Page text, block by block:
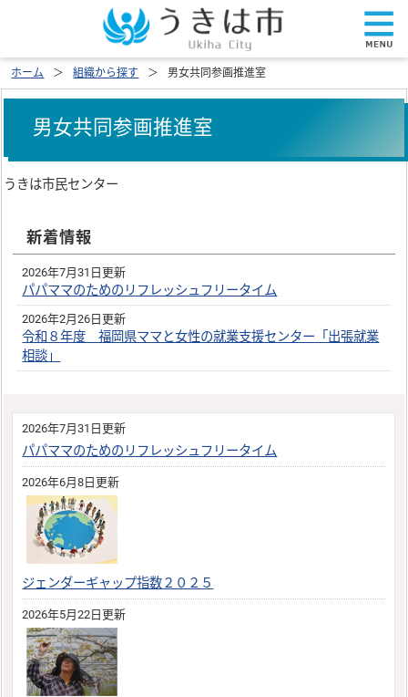
ホーム 組織から探す 男女共同参画推進室
男女共同参画推進室
うきは市民センター
新着情報
2026年7月31日更新
パパママのためのリフレッシュフリータイム
2026年2月26日更新
令和８年度 福岡県ママと女性の就業支援センター「出張就業
相談」
2026年7月31日更新
パパママのためのリフレッシュフリータイム
2026年6月8日更新
ジェンダーギャップ指数２０２５
2026年5月22日更新